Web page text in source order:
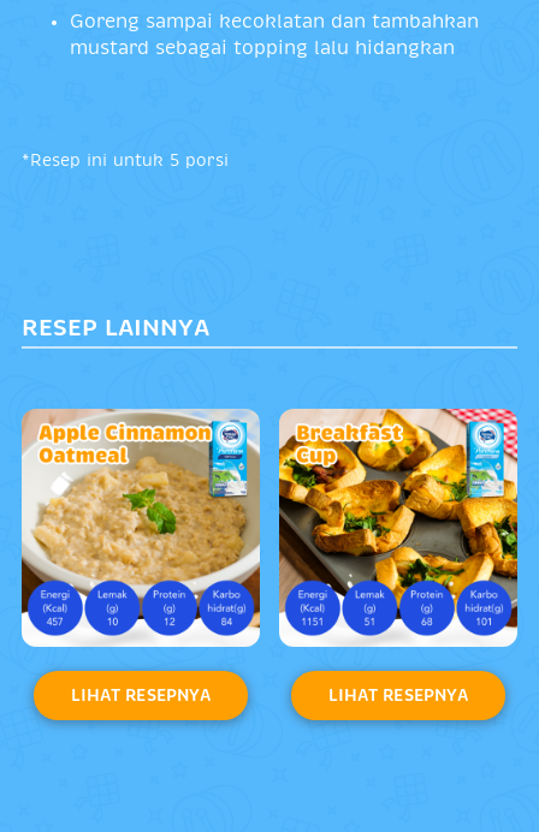
Goreng sampai kecoklatan dan tambahkan
mustard sebagai topping lalu hidangkan
*Resep ini untuk 5 porsi
RESEP LAINNYA
LIHAT RESEPNYA LIHAT RESEPNYA